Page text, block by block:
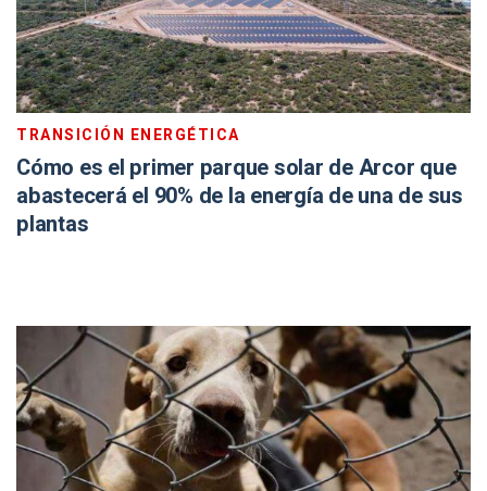
TRANSICIÓN ENERGÉTICA
Cómo es el primer parque solar de Arcor que
abastecerá el 90% de la energía de una de sus
plantas